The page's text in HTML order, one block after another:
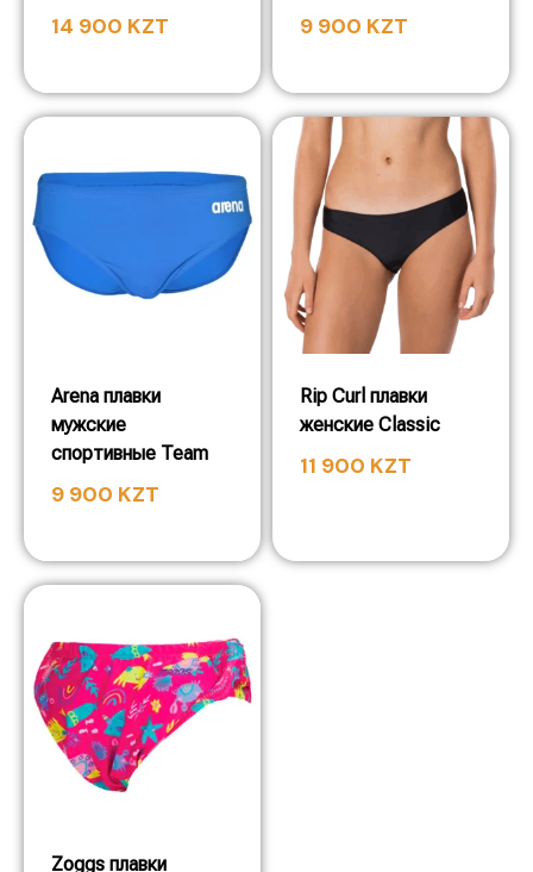
14 900 KZT 9 900 KZT
Arena плавки
мужские
спортивные Team
9 900 KZT
Rip Curl плавки
женские Classic
11 900 KZT
Zoggs плавки